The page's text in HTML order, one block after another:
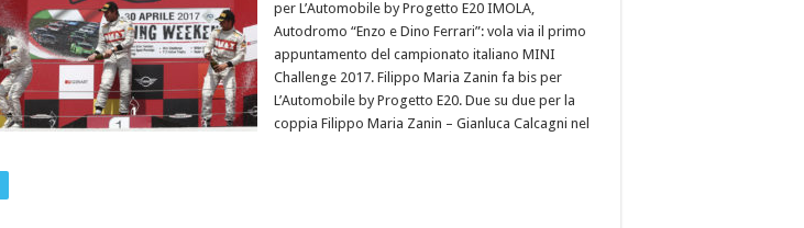
per L’Automobile by Progetto E20 IMOLA,
Autodromo “Enzo e Dino Ferrari”: vola via il primo
appuntamento del campionato italiano MINI
Challenge 2017. Filippo Maria Zanin fa bis per
L’Automobile by Progetto E20. Due su due per la
coppia Filippo Maria Zanin – Gianluca Calcagni nel